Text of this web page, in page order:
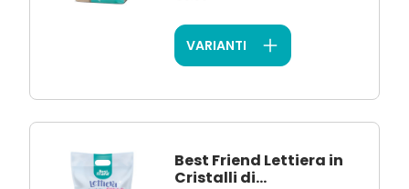
VARIANTI
Best Friend Lettiera in
Cristalli di...